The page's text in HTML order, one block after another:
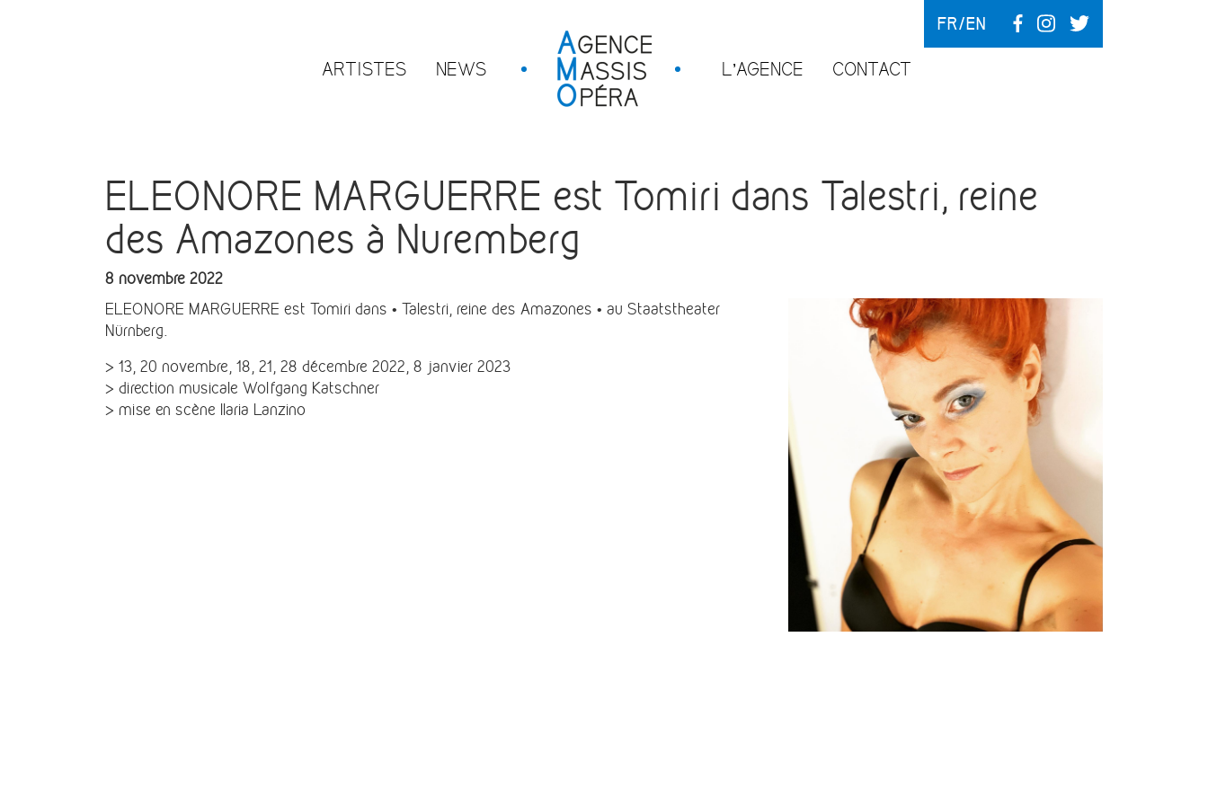
ARTISTES NEWS L’AGENCE CONTACT
FR EN
ELEONORE MARGUERRE est Tomiri dans Talestri, reine
des Amazones à Nuremberg
8 novembre 2022
ELEONORE MARGUERRE est Tomiri dans • Talestri, reine des Amazones • au Staatstheater
Nürnberg.
> 13, 20 novembre, 18, 21, 28 décembre 2022, 8 janvier 2023
> direction musicale Wolfgang Katschner
> mise en scène Ilaria Lanzino